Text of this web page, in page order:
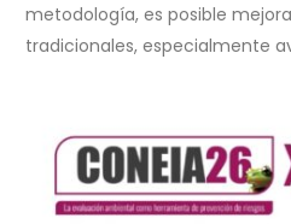
metodología, es posible
tradicionales, especialmente